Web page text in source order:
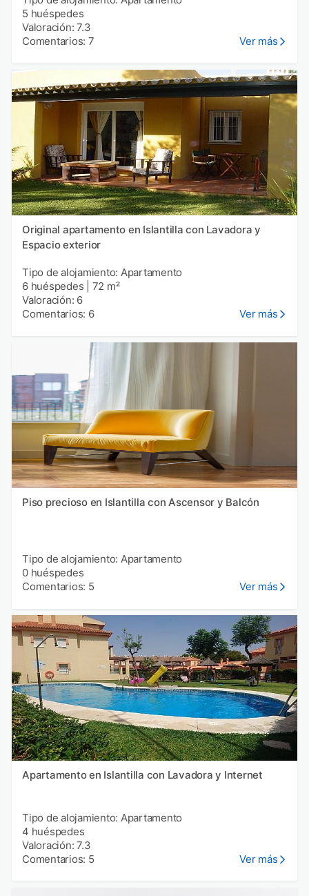
5 huéspedes
Valoración: 7.3
Comentarios: 7
Ver más
Original apartamento en Islantilla con Lavadora y
Espacio exterior
Tipo de alojamiento: Apartamento
6 huéspedes
72 m²
Valoración: 6
Comentarios: 6
Ver más
Piso precioso en Islantilla con Ascensor y Balcón
Tipo de alojamiento: Apartamento
0 huéspedes
Comentarios: 5
Ver más
Apartamento en Islantilla con Lavadora y Internet
Tipo de alojamiento: Apartamento
4 huéspedes
Valoración: 7.3
Comentarios: 5
Ver más